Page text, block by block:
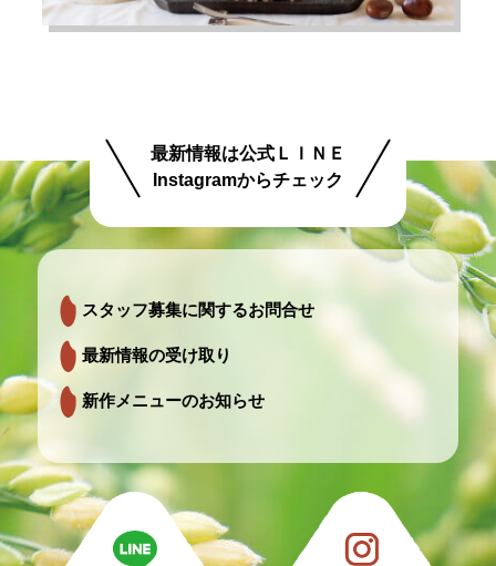
最新情報は公式ＬＩＮＥ
Instagramからチェック
スタッフ募集に関するお問合せ
最新情報の受け取り
新作メニューのお知らせ